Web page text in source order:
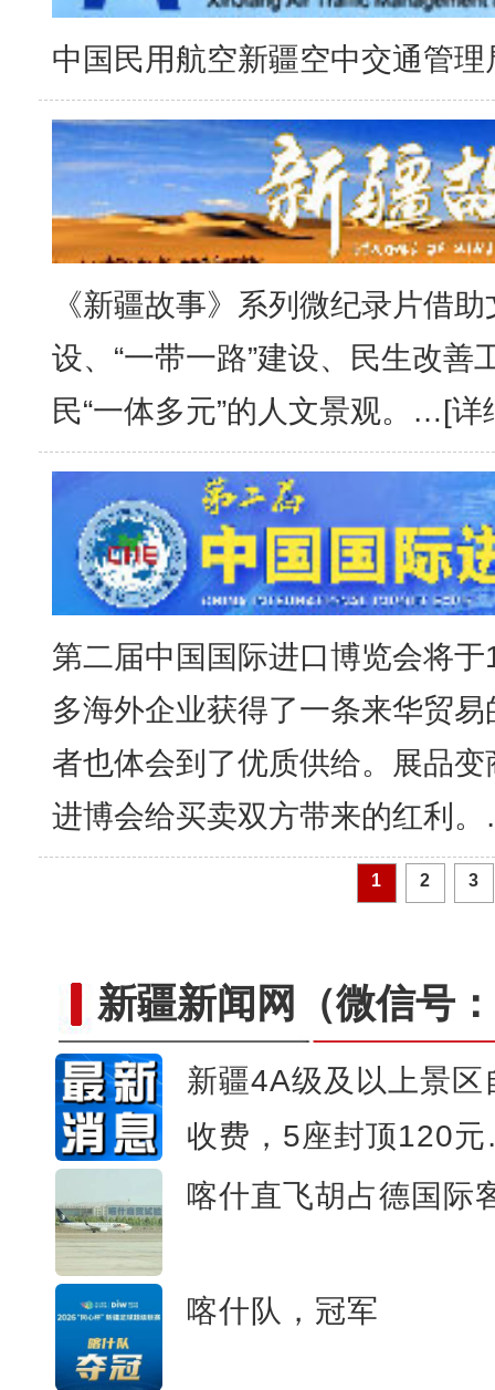
中国民用航空新疆空中交通管理
《新疆故事》系列微纪录片借
设、“一带一路”建设、民生改善
民“一体多元”的人文景观。…[详
第二届中国国际进口博览会将
多海外企业获得了一条来华贸
者也体会到了优质供给。展品
进博会给买卖双方带来的红利
1 2 3
新疆新闻网 （微信号
新疆4A级及以上景
收费，5座封顶120
喀什直飞胡占德国际
喀什队，冠军
新疆乌恰：三头骆驼深陷戈壁淤泥
直击新疆军区某团炮兵分